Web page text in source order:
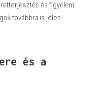
és figyelem
továbbra is jelen
és a